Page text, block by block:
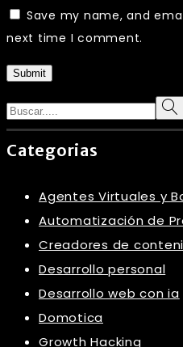
Save my name, and
next time I comment.
Submit
Search
Categorias
Agentes Virtuales y
Automatización de
Creadores de
Desarrollo personal
Desarrollo web con ia
Domotica
Growth Hacking